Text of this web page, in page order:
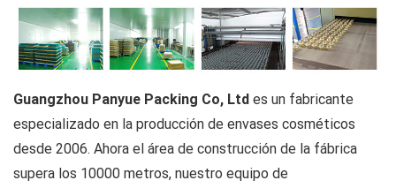
Guangzhou Panyue Packing Co, Ltd es un fabricante
especializado en la producción de envases cosméticos
desde 2006. Ahora el área de construcción de la fábrica
supera los 10000 metros, nuestro equipo de